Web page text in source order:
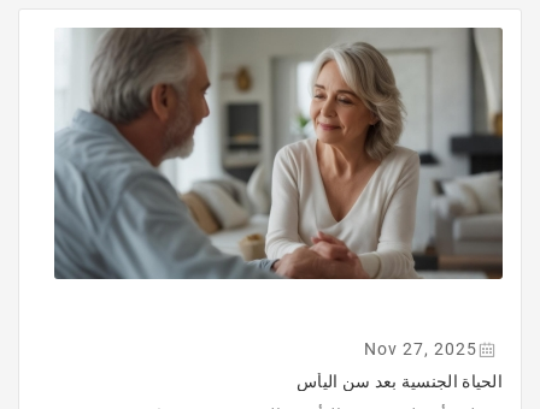
Nov 27, 2025
الحياة الجنسية بعد سن اليأس